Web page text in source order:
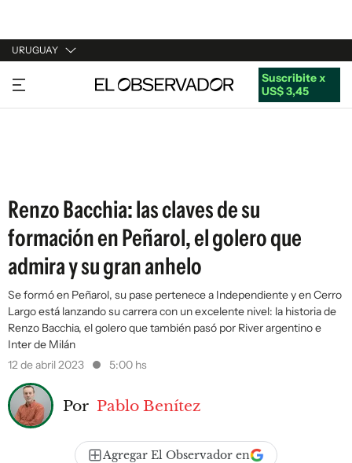
URUGUAY
URUGUAY
ARGENTINA
Suscribite x
US$ 3,45
Renzo Bacchia: las claves de su
formación en Peñarol, el golero que
admira y su gran anhelo
Se formó en Peñarol, su pase pertenece a Independiente y en Cerro
Largo está lanzando su carrera con un excelente nivel: la historia de
Renzo Bacchia, el golero que también pasó por River argentino e
Inter de Milán
12 de abril 2023
5:00 hs
Por Pablo Benítez
Agregar El Observador en